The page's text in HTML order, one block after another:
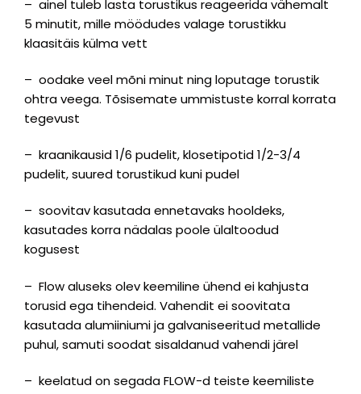
– ainel tuleb lasta torustikus reageerida vähemalt
5 minutit, mille möödudes valage torustikku
klaasitäis külma vett
– oodake veel mõni minut ning loputage torustik
ohtra veega. Tõsisemate ummistuste korral korrata
tegevust
– kraanikausid 1/6 pudelit, klosetipotid 1/2-3/4
pudelit, suured torustikud kuni pudel
– soovitav kasutada ennetavaks hooldeks,
kasutades korra nädalas poole ülaltoodud
kogusest
– Flow aluseks olev keemiline ühend ei kahjusta
torusid ega tihendeid. Vahendit ei soovitata
kasutada alumiiniumi ja galvaniseeritud metallide
puhul, samuti soodat sisaldanud vahendi järel
– keelatud on segada FLOW-d teiste keemiliste